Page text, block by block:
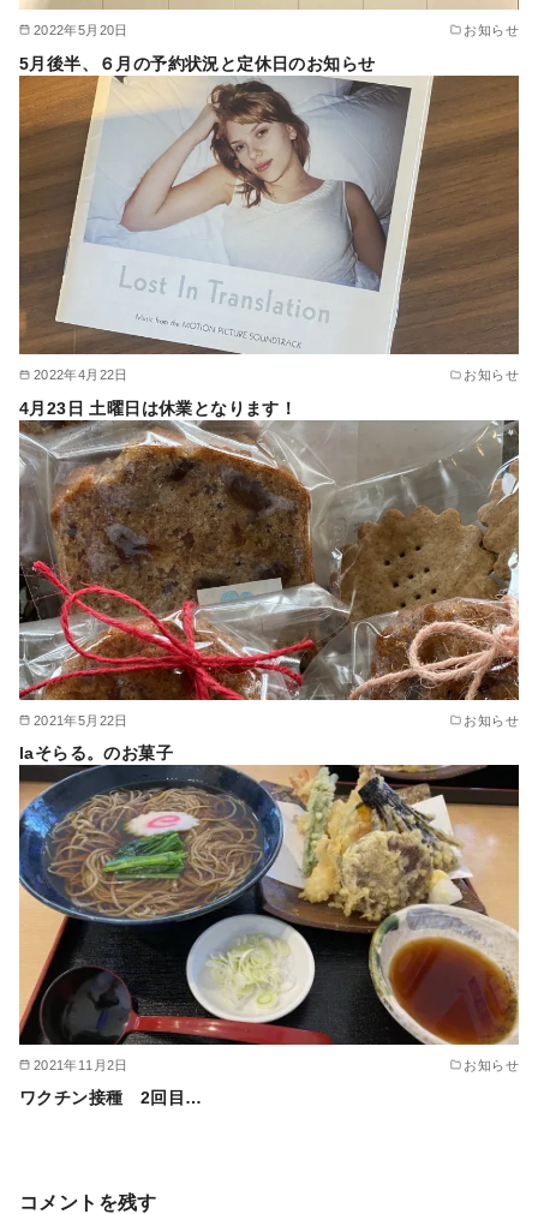
2022年5月20日 お知らせ
5月後半、６月の予約状況と定休日のお知らせ
2022年4月22日 お知らせ
4月23日 土曜日は休業となります！
2021年5月22日 お知らせ
laそらる。のお菓子
2021年11月2日 お知らせ
ワクチン接種 2回目…
コメントを残す